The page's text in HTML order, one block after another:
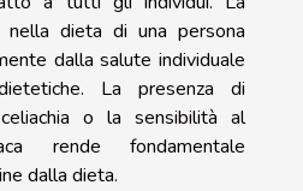
nella dieta di una persona
dalla salute individuale
La presenza di
o la sensibilità al
rende fondamentale
dalla dieta.